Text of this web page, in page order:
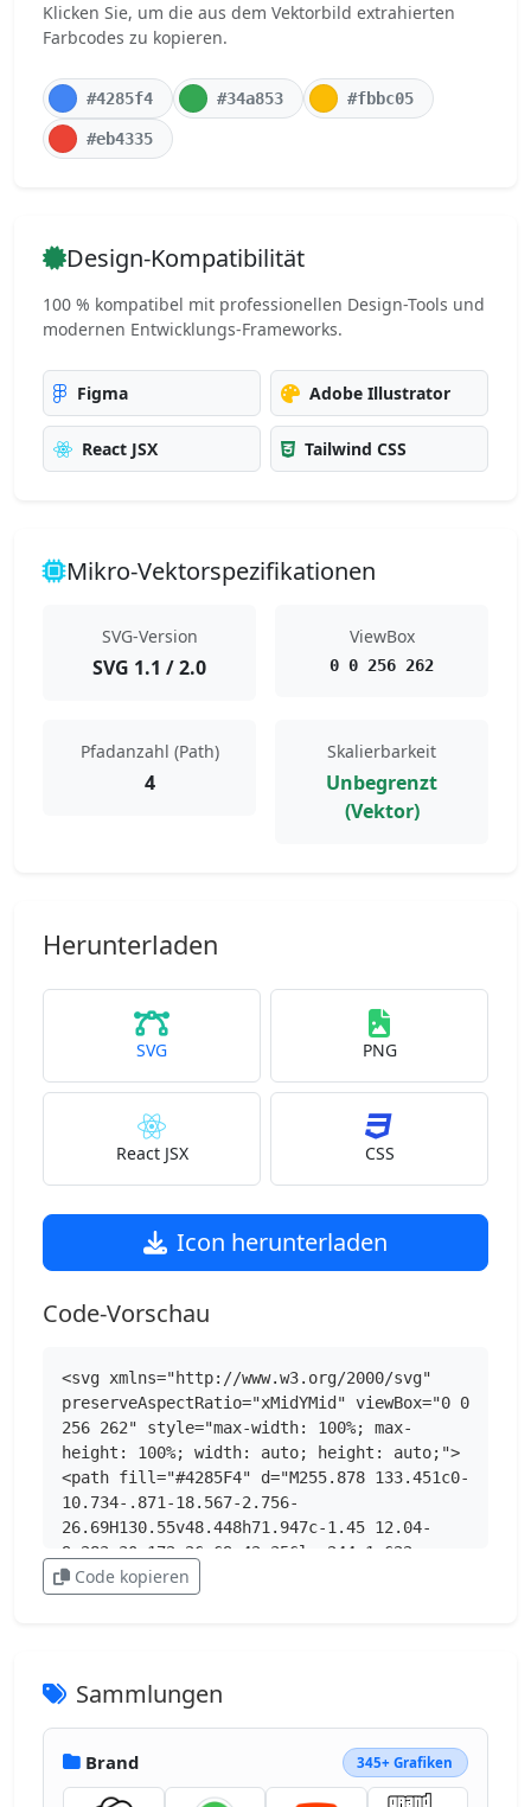
Klicken Sie, um die aus dem Vektorbild extrahierten
Farbcodes zu kopieren.
#4285f4 #34a853 #fbbc05
#eb4335
Design-Kompatibilität
100 % kompatibel mit professionellen Design-Tools und
modernen Entwicklungs-Frameworks.
Figma Adobe Illustrator
React JSX Tailwind CSS
Mikro-Vektorspezifikationen
SVG-Version
SVG 1.1 / 2.0
ViewBox
0 0 256 262
Pfadanzahl (Path)
4
Skalierbarkeit
Unbegrenzt
(Vektor)
Herunterladen
SVG PNG
React JSX CSS
Icon herunterladen
Code-Vorschau
<svg xmlns="http://www.w3.org/2000/svg"
preserveAspectRatio="xMidYMid" viewBox="0 0
256 262" style="max-width: 100%; max-
height: 100%; width: auto; height: auto;">
<path fill="#4285F4" d="M255.878 133.451c0-
10.734-.871-18.567-2.756-
26.69H130.55v48.448h71.947c-1.45 12.04-
9.283 30.172-26.69 42.356l-.244 1.622
38.755 30.023 2.685.268c24.659-22.774
13.055-34.523 0-63.824-22.773-74.269-
54.25l-1.531.13-40.298 31.187-.527
1.465C35.393 231.798 79.49 261.1 130.55
261.1"></path><path fill="#FBBC05"
d="M56.281 156.37c-2.756-8.123-4.351-
Code kopieren
Sammlungen
Brand 345+ Grafiken